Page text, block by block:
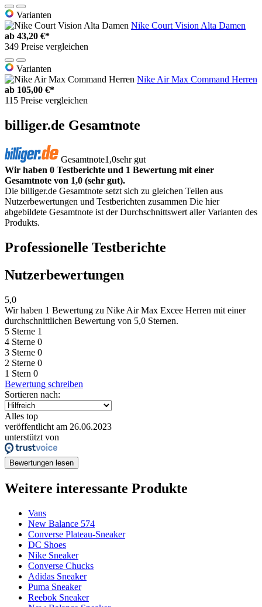
Varianten
Nike Court Vision Alta Damen
ab 43,20 €*
349 Preise vergleichen
Varianten
Nike Air Max Command Herren
ab 105,00 €*
115 Preise vergleichen
billiger.de Gesamtnote
Gesamtnote1,0sehr gut
Wir haben 0 Testberichte und 1 Bewertung mit einer
Gesamtnote von 1,0 (sehr gut).
Die billiger.de Gesamtnote setzt sich zu gleichen Teilen aus
Nutzerbewertungen und Testberichten zusammen Die hier
abgebildete Gesamtnote ist der Durchschnittswert aller Varianten des
Produkts.
Professionelle Testberichte
Nutzerbewertungen
5,0
Wir haben 1 Bewertung zu Nike Air Max Excee Herren mit einer
durchschnittlichen Bewertung von 5,0 Sternen.
5 Sterne 1
4 Sterne 0
3 Sterne 0
2 Sterne 0
1 Stern 0
Bewertung schreiben
Sortieren nach:
Alles top
veröffentlicht am 26.06.2023
unterstützt von
Bewertungen lesen
Weitere interessante Produkte
Vans
New Balance 574
Converse Plateau-Sneaker
DC Shoes
Nike Sneaker
Converse Chucks
Adidas Sneaker
Puma Sneaker
Reebok Sneaker